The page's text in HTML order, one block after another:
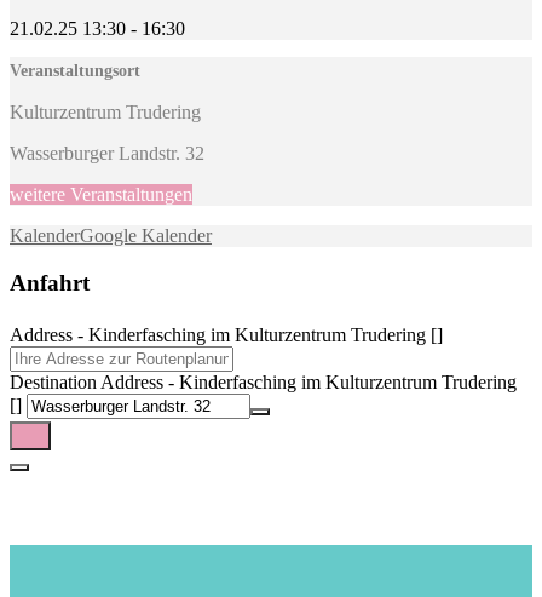
21.02.25 13:30 - 16:30
Veranstaltungsort
Kulturzentrum Trudering
Wasserburger Landstr. 32
weitere Veranstaltungen
KalenderGoogle Kalender
Anfahrt
Address - Kinderfasching im Kulturzentrum Trudering []
Destination Address - Kinderfasching im Kulturzentrum Trudering
[]